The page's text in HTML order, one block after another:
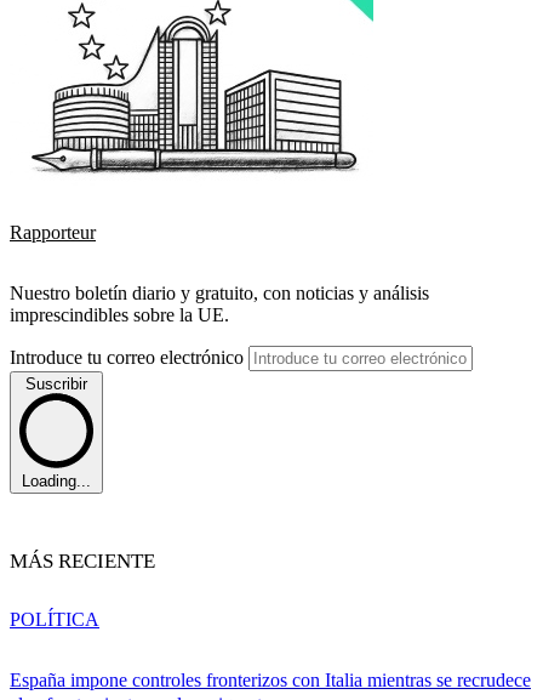
Rapporteur
Nuestro boletín diario y gratuito, con noticias y análisis
imprescindibles sobre la UE.
Introduce tu correo electrónico
Suscribir
Loading...
MÁS RECIENTE
España impone controles fronterizos con Italia mientras se recrudece
POLÍTICA